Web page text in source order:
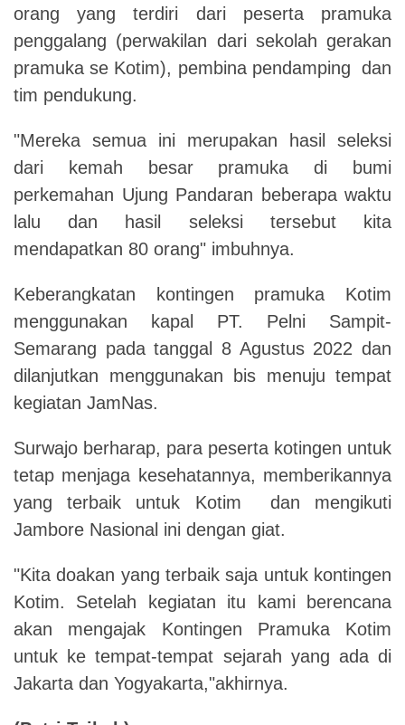
orang yang terdiri dari peserta pramuka
penggalang (perwakilan dari sekolah gerakan
pramuka se Kotim), pembina pendamping dan
tim pendukung.
"Mereka semua ini merupakan hasil seleksi
dari kemah besar pramuka di bumi
perkemahan Ujung Pandaran beberapa waktu
lalu dan hasil seleksi tersebut kita
mendapatkan 80 orang" imbuhnya.
Keberangkatan kontingen pramuka Kotim
menggunakan kapal PT. Pelni Sampit-
Semarang pada tanggal 8 Agustus 2022 dan
dilanjutkan menggunakan bis menuju tempat
kegiatan JamNas.
Surwajo berharap, para peserta kotingen untuk
tetap menjaga kesehatannya, memberikannya
yang terbaik untuk Kotim dan mengikuti
Jambore Nasional ini dengan giat.
"Kita doakan yang terbaik saja untuk kontingen
Kotim. Setelah kegiatan itu kami berencana
akan mengajak Kontingen Pramuka Kotim
untuk ke tempat-tempat sejarah yang ada di
Jakarta dan Yogyakarta,"akhirnya.